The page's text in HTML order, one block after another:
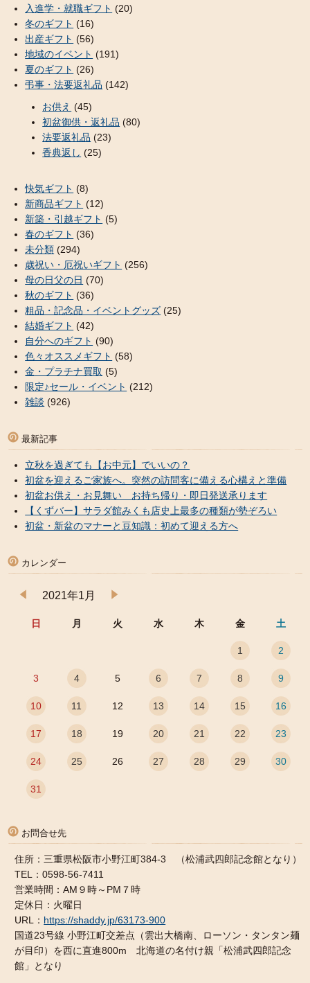
入進学・就職ギフト (20)
冬のギフト (16)
出産ギフト (56)
地域のイベント (191)
夏のギフト (26)
弔事・法要返礼品 (142)
お供え (45)
初盆御供・返礼品 (80)
法要返礼品 (23)
香典返し (25)
快気ギフト (8)
新商品ギフト (12)
新築・引越ギフト (5)
春のギフト (36)
未分類 (294)
歳祝い・厄祝いギフト (256)
母の日父の日 (70)
秋のギフト (36)
粗品・記念品・イベントグッズ (25)
結婚ギフト (42)
自分へのギフト (90)
色々オススメギフト (58)
金・プラチナ買取 (5)
限定♪セール・イベント (212)
雑談 (926)
最新記事
立秋を過ぎても【お中元】でいいの？
初盆を迎えるご家族へ。突然の訪問客に備える心構えと準備
初盆お供え・お見舞い お持ち帰り・即日発送承ります
【くずバー】サラダ館みくも店史上最多の種類が勢ぞろい
初盆・新盆のマナーと豆知識：初めて迎える方へ
カレンダー
2021年1月
日 月 火 水 木 金 土
1 2
3 4 5 6 7 8 9
10 11 12 13 14 15 16
17 18 19 20 21 22 23
24 25 26 27 28 29 30
31
お問合せ先
住所：三重県松阪市小野江町384-3 （松浦武四郎記念館となり）
TEL：0598-56-7411
営業時間：AM９時～PM７時
定休日：火曜日
URL： https://shaddy.jp/63173-900
国道23号線 小野江町交差点（雲出大橋南、ローソン・タンタン麺
が目印）を西に直進800m 北海道の名付け親「松浦武四郎記念
館」となり